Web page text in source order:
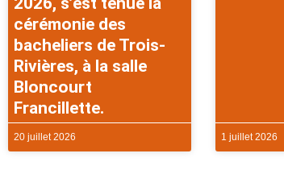
cérémonie des
bacheliers de Trois-
Rivières, à la salle
Bloncourt
Francillette.
20 juillet 2026 1 juillet 2026